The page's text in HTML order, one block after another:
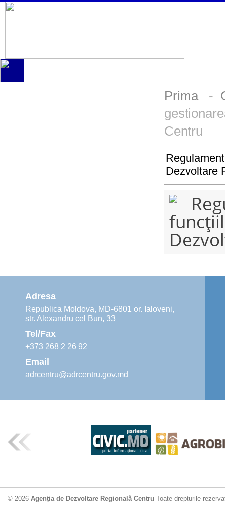
Prima-
Centru
Dezvoltare
Adresa
Republica Moldova, MD-6801 or. Ialoveni,
str. Alexandru cel Bun, 33
Tel/Fax
+373 268 2 26 92
Email
adrcentru@adrcentru.gov.md
© 2026 Agenția de Dezvoltare Regională Centru Toate drepturile